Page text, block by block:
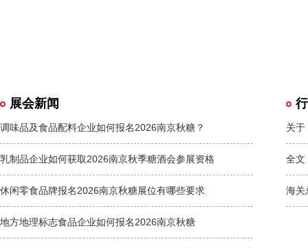
展会新闻
调味品及食品配料企业如何报名2026南京秋糖？
乳制品企业如何获取2026南京秋季糖酒会参展资格
休闲零食品牌报名2026南京秋糖展位有哪些要求
地方地理标志食品企业如何报名2026南京秋糖